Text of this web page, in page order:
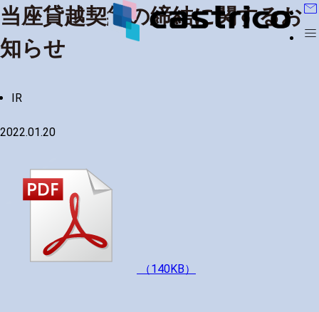
mail
menu
当座貸越契約の締結に関するお
知らせ
IR
2022.01.20
（140KB）